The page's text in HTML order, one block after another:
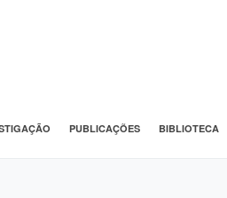
PUBLICAÇÕES BIBLIOTECA